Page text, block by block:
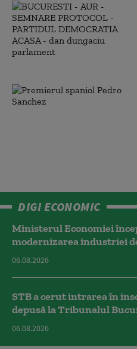
DIGI ECONOMIC
Ministerul Economiei
modernizarea industriei
06.08.2026
STB a cerut intrarea în
depusă la Tribunalul
06.08.2026